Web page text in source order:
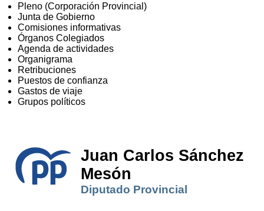
Pleno (Corporación Provincial)
Junta de Gobierno
Comisiones informativas
Órganos Colegiados
Agenda de actividades
Organigrama
Retribuciones
Puestos de confianza
Gastos de viaje
Grupos políticos
Juan Carlos Sánchez
Mesón
Diputado Provincial